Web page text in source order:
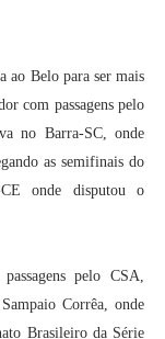
ao Belo para ser mais
com passagens pelo
no Barra-SC, onde
as semifinais do
onde disputou o
pelo CSA,
Corrêa, onde
Brasileiro da Série